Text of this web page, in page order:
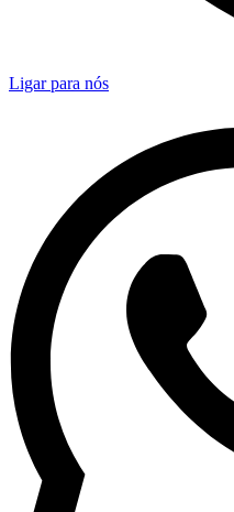
Ligar para nós